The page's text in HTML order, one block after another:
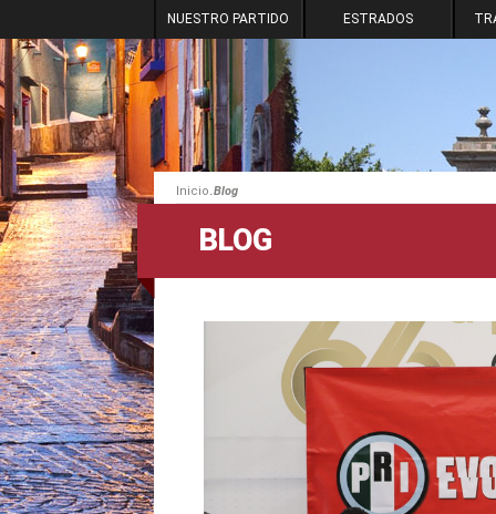
NUESTRO PARTIDO ESTRADOS
Inicio.Blog
BLOG